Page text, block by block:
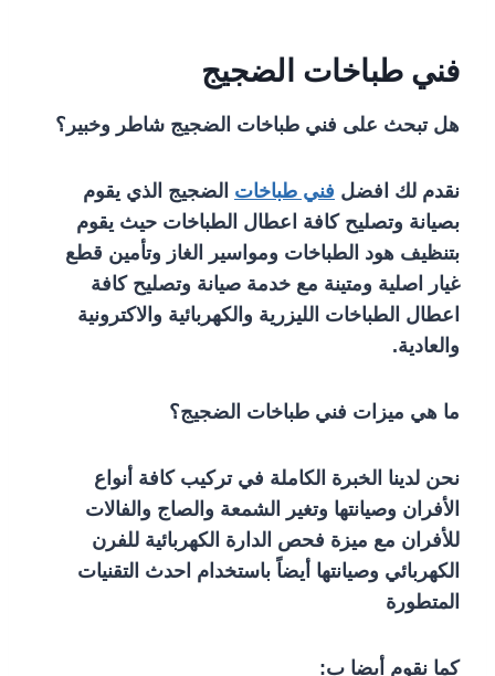
فني طباخات الضجيج
هل تبحث على فني طباخات الضجيج شاطر وخبير؟
نقدم لك افضل فني طباخات الضجيج الذي يقوم
بصيانة وتصليح كافة اعطال الطباخات حيث يقوم
بتنظيف هود الطباخات ومواسير الغاز وتأمين قطع
غيار اصلية ومتينة مع خدمة صيانة وتصليح كافة
اعطال الطباخات الليزرية والكهربائية والاكترونية
والعادية.
ما هي ميزات فني طباخات الضجيج؟
نحن لدينا الخبرة الكاملة في تركيب كافة أنواع
الأفران وصيانتها وتغير الشمعة والصاج والفالات
للأفران مع ميزة فحص الدارة الكهربائية للفرن
الكهربائي وصيانتها أيضاً باستخدام احدث التقنيات
المتطورة
كما نقوم أيضا ب: